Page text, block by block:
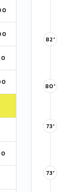
82'
80'
73'
73'